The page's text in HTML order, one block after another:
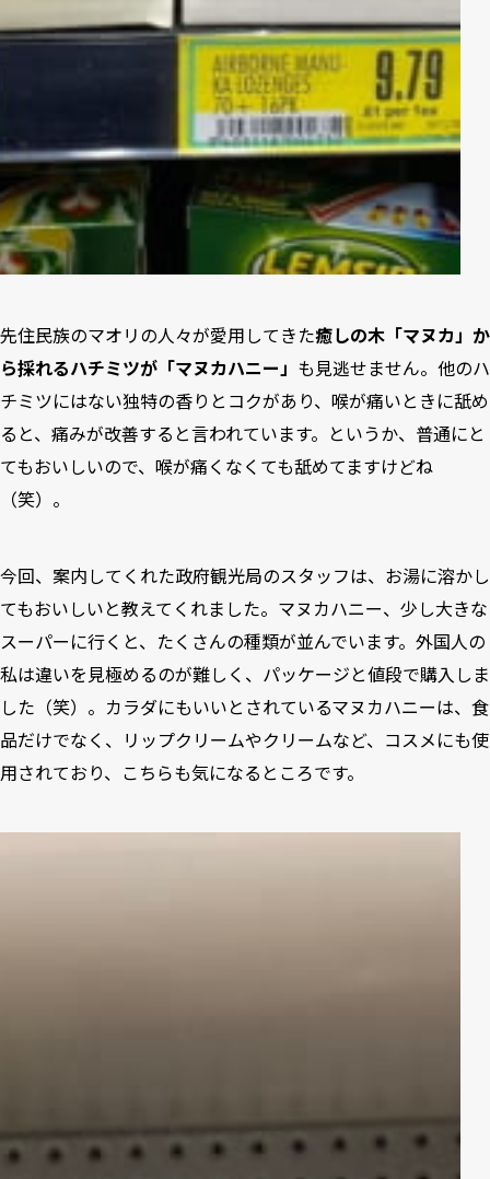
先住民族のマオリの人々が愛用してきた癒しの木「マヌカ」か
ら採れるハチミツが「マヌカハニー」 も見逃せません。他のハ
チミツにはない独特の香りとコクがあり、喉が痛いときに舐め
ると、痛みが改善すると言われています。というか、普通にと
てもおいしいので、喉が痛くなくても舐めてますけどね
（笑）。
今回、案内してくれた政府観光局のスタッフは、お湯に溶かし
てもおいしいと教えてくれました。マヌカハニー、少し大きな
スーパーに行くと、たくさんの種類が並んでいます。外国人の
私は違いを見極めるのが難しく、パッケージと値段で購入しま
した（笑）。カラダにもいいとされているマヌカハニーは、食
品だけでなく、リップクリームやクリームなど、コスメにも使
用されており、こちらも気になるところです。